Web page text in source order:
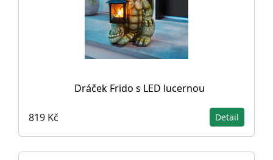
Dráček Frido s LED lucernou
819 Kč Detail